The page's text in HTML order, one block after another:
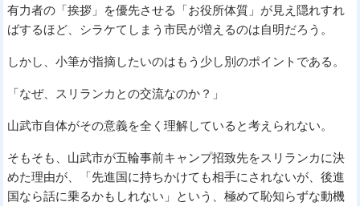
有力者の「挨拶」を優先させる「お役所体質」が見え隠れすれ
ばするほど、シラケてしまう市民が増えるのは自明だろう。
しかし、小筆が指摘したいのはもう少し別のポイントである。
「なぜ、スリランカとの交流なのか？」
山武市自体がその意義を全く理解していると考えられない。
そもそも、山武市が五輪事前キャンプ招致先をスリランカに決
めた理由が、「先進国に持ちかけても相手にされないが、後進
国なら話に乗るかもしれない」という、極めて恥知らずな動機